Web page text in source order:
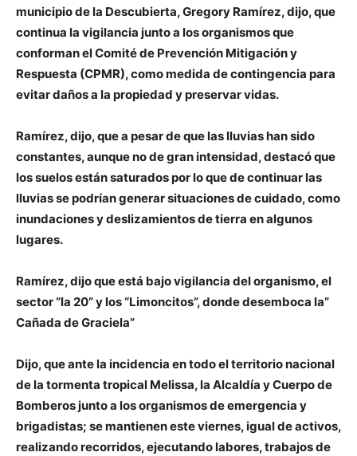
municipio de la Descubierta, Gregory Ramírez, dijo, que
continua la vigilancia junto a los organismos que
conforman el Comité de Prevención Mitigación y
Respuesta (CPMR), como medida de contingencia para
evitar daños a la propiedad y preservar vidas.
Ramírez, dijo, que a pesar de que las lluvias han sido
constantes, aunque no de gran intensidad, destacó que
los suelos están saturados por lo que de continuar las
lluvias se podrían generar situaciones de cuidado, como
inundaciones y deslizamientos de tierra en algunos
lugares.
Ramírez, dijo que está bajo vigilancia del organismo, el
sector “la 20” y los “Limoncitos”, donde desemboca la”
Cañada de Graciela”
Dijo, que ante la incidencia en todo el territorio nacional
de la tormenta tropical Melissa, la Alcaldía y Cuerpo de
Bomberos junto a los organismos de emergencia y
brigadistas; se mantienen este viernes, igual de activos,
realizando recorridos, ejecutando labores, trabajos de